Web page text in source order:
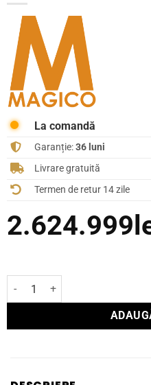
La comandă
Garanție:36 luni
Livrare gratuită
Termen de retur 14 zile
2.624.999
Cantitate Boxe de podea Magico